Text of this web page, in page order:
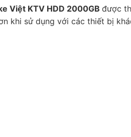
Việt KTV HDD 2000GB được
khi sử dụng với các thiết bị